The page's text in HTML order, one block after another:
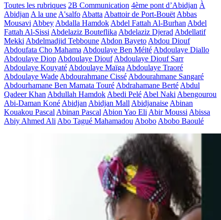
Toutes les rubriques 2B Communication 4ème pont d’Abidjan À
Abidjan A la une A'salfo Abatta Abattoir de Port-Bouët Abbas
Mousavi Abbey Abdalla Hamdok Abdel Fattah Al-Burhan Abdel
Fattah Al-Sissi Abdelaziz Bouteflika Abdelaziz Djerad Abdellatif
Mekki Abdelmadjid Tebboune Abdon Bayeto Abdou Diouf
Abdoufata Cho Mahama Abdoulaye Ben Méité Abdoulaye Diallo
Abdoulaye Diop Abdoulaye Diouf Abdoulaye Diouf Sarr
Abdoulaye Kouyaté Abdoulaye Maïga Abdoulaye Traoré
Abdoulaye Wade Abdourahmane Cissé Abdourahmane Sangaré
Abdourhamane Ben Mamata Touré Abdrahamane Berté Abdul
Qadeer Khan Abdullah Hamdok Abedi Pelé Abel Naki Abengourou
Abi-Daman Koné Abidjan Abidjan Mall Abidjanaise Abinan
Kouakou Pascal Abinan Pascal Abion Yao Eli Abir Moussi Abissa
Abiy Ahmed Ali Abo Tagué Mahamadou Abobo Abobo Baoulé